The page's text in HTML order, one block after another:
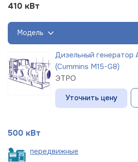
410 кВт
Модель
Дизельный
(Cummins M15-G8)
ЭТРО
Уточнить цену
500 кВт
передвижные